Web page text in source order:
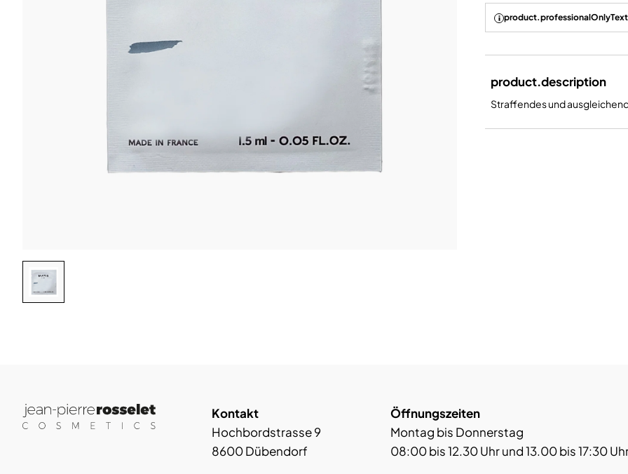
product.professionalOnlyText
product.description
Straffendes und
Kontakt
Hochbordstrasse 9
8600 Dübendorf
Öffnungszeiten
Montag bis Donnerstag
08:00 bis 12.30 Uhr und 13.00 bis 17:30